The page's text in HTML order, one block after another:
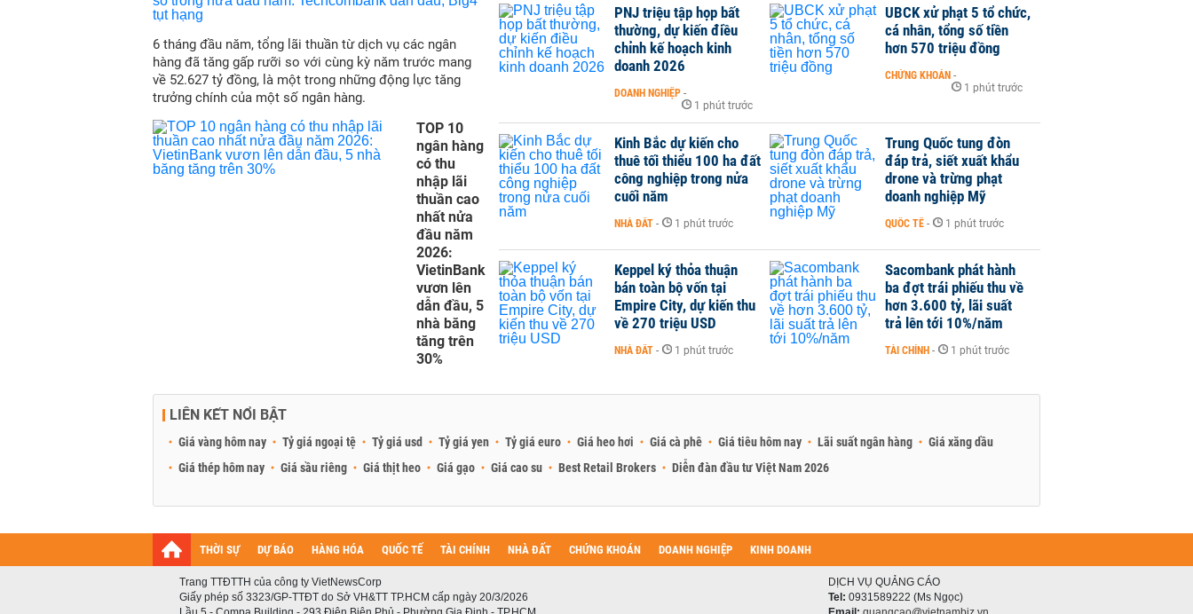
6 tháng đầu năm, tổng lãi thuần từ dịch vụ các ngân
hàng đã tăng gấp rưỡi so với cùng kỳ năm trước mang
về 52.627 tỷ đồng, là một trong những động lực tăng
trưởng chính của một số ngân hàng.
TOP 10
ngân hàng
có thu
nhập lãi
thuần cao
nhất nửa
đầu năm
2026:
VietinBank
vươn lên
dẫn đầu, 5
nhà băng
tăng trên
30%
PNJ triệu tập họp bất
thường, dự kiến điều
chỉnh kế hoạch kinh
doanh 2026
DOANH NGHIỆP -
1 phút trước
UBCK xử phạt 5 tổ chức,
cá nhân, tổng số tiền
hơn 570 triệu đồng
CHỨNG KHOÁN -
1 phút trước
Kinh Bắc dự kiến cho
thuê tối thiểu 100 ha đất
công nghiệp trong nửa
cuối năm
NHÀ ĐẤT - 1 phút trước
Trung Quốc tung đòn
đáp trả, siết xuất khẩu
drone và trừng phạt
doanh nghiệp Mỹ
QUỐC TẾ - 1 phút trước
Keppel ký thỏa thuận
bán toàn bộ vốn tại
Empire City, dự kiến thu
về 270 triệu USD
NHÀ ĐẤT - 1 phút trước
Sacombank phát hành
ba đợt trái phiếu thu về
hơn 3.600 tỷ, lãi suất
trả lên tới 10%/năm
TÀI CHÍNH - 1 phút trước
LIÊN KẾT NỔI BẬT
Giá vàng hôm nay Tỷ giá ngoại tệ Tỷ giá usd Tỷ giá yen Tỷ giá euro Giá heo hơi Giá cà phê Giá tiêu hôm nay Lãi suất ngân hàng
Giá xăng dầu
Giá thép hôm nay
Giá sầu riêng Giá thịt heo Giá gạo Giá cao su Best Retail Brokers Diễn đàn đầu tư Việt Nam 2026
THỜI SỰ DỰ BÁO HÀNG HÓA QUỐC TẾ TÀI CHÍNH NHÀ ĐẤT CHỨNG KHOÁN DOANH NGHIỆP KINH DOANH
Trang TTĐTTH của công ty VietNewsCorp
Giấy phép số 3323/GP-TTĐT do Sở VH&TT TP.HCM cấp ngày 20/3/2026
DỊCH VỤ QUẢNG CÁO
Tel: 0931589222 (Ms Ngọc)